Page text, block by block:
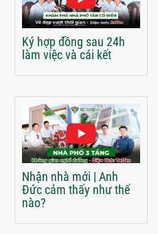
Ký hợp đồng sau 24h
làm việc và cái kết
Nhận nhà mới | Anh
Đức cảm thấy như thế
nào?